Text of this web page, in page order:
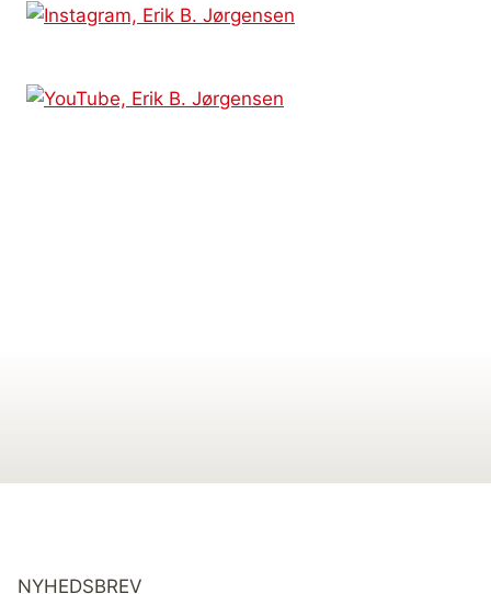
NYHEDSBREV